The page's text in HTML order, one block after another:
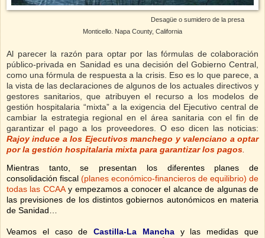
Desagüe o sumidero de la presa
Monticello. Napa County, California
Al parecer la razón para optar por las fórmulas de colaboración
público-privada en Sanidad es una decisión del Gobierno Central,
como una fórmula de respuesta a la crisis. Eso es lo que parece, a
la vista de las declaraciones de algunos de los actuales directivos y
gestores sanitarios, que atribuyen el recurso a los modelos de
gestión hospitalaria “mixta” a la exigencia del Ejecutivo central de
cambiar la estrategia regional en el área sanitaria con el fin de
garantizar el pago a los proveedores. O eso dicen las noticias:
Rajoy induce a los Ejecutivos manchego y valenciano a optar
por la gestión hospitalaria mixta para garantizar los pagos
Mientras tanto, se presentan los diferentes planes de
consolidación fiscal (planes económico-financieros de equilibrio) de
todas las CCAAy empezamos a conocer el alcance de algunas de
las previsiones de los distintos gobiernos autonómicos en materia
de Sanidad…
Veamos el caso deCastilla-La Manchay las medidas que